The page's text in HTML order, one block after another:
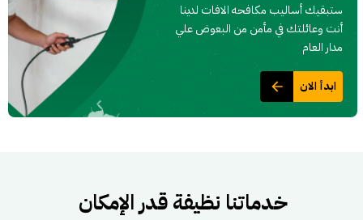
ستبقيك أساليب مكافحه الافات لدينا
أنت وعائلتك في مأمن من البعوض علي
مدار العام
ابدأ الان
خدماتنا نظيفة قدر الإمكان